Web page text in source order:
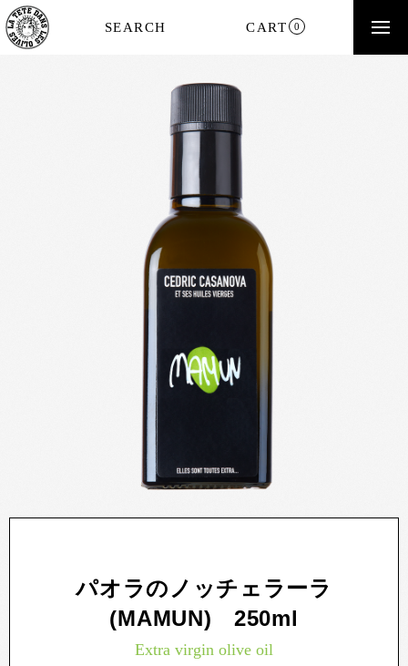
SEARCH CART 0
パオラのノッチェラーラ
(MAMUN) 250ml
Extra virgin olive oil